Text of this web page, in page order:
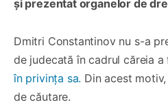
și prezentat organelor de
Dmitri Constantinov nu s-a
de judecată în cadrul căreia a
în privința sa. Din acest
de căutare.